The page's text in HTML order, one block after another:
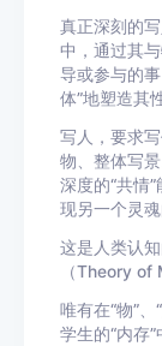
真正深刻的
中，通过其
导或参与的
体”地塑造其
写人，要求
物、整体写
深度的“共情
现另一个灵魂
这是人类认
（Theory
唯有在“物”、
学生的“内存”